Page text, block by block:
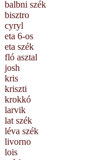
balbni szék
bisztro
cyryl
eta 6-os
eta szék
fló asztal
josh
kris
kriszti
krokkó
larvik
lat szék
léva szék
livorno
lois